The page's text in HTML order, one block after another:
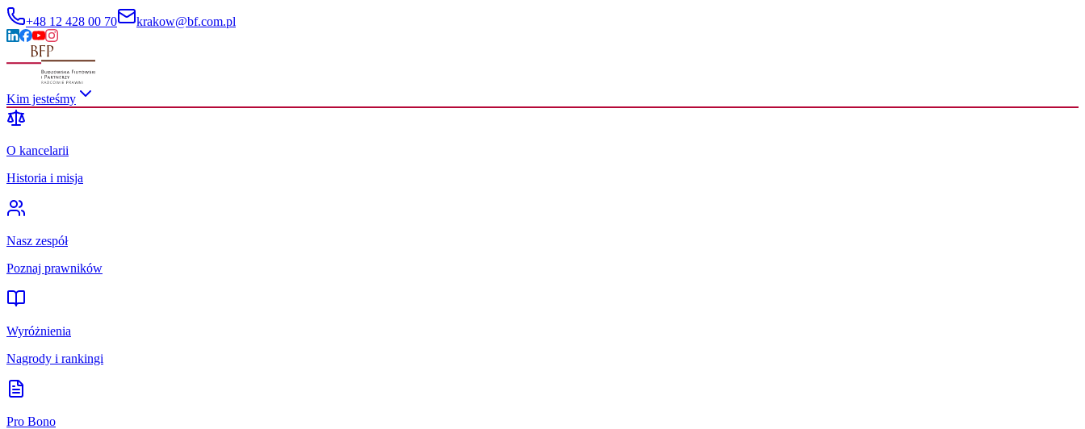
+48 12 428 00 70 krakow@bf.com.pl
Kim jesteśmy
O kancelarii
Historia i misja
Nasz zespół
Poznaj prawników
Wyróżnienia
Nagrody i rankingi
Pro Bono